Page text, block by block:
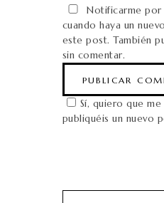
Notificarme
cuando haya un
este post. También
sin comentar.
Sí, quiero que me
publiquéis un nuevo